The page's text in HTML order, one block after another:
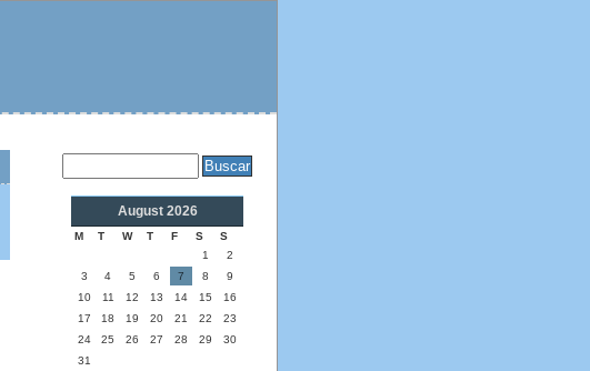
August 2026
M T W T F S
S
1
2
3
4 5 6 7 8
9
10
11 12 13 14 15
16
17
18 19 20 21 22
23
24
25 26 27 28 29
30
31